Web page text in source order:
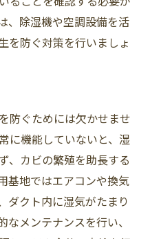
、除湿機や空調設備を活
を防ぐ対策を行いましょ
防ぐためには欠かせませ
に機能していないと、湿
、カビの繁殖を助長する
基地ではエアコンや換気
ダクト内に湿気がたまり
メンテナンスを行い、